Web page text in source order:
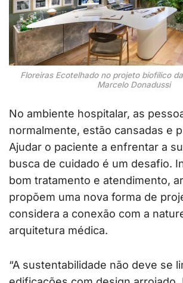
Floreiras Ecotelhado no projeto biofílico
Marcelo Donadussi
No ambiente hospitalar, as
normalmente, estão cansadas e
Ajudar o paciente a enfrentar a
busca de cuidado é um desafio.
bom tratamento e atendimento,
propõem uma nova forma de
considera a conexão com a
arquitetura médica.
“A sustentabilidade não deve se